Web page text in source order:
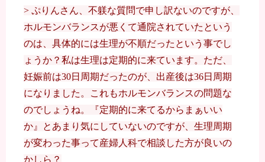
> ぷりんさん、不躾な質問で申し訳ないのですが、
ホルモンバランスが悪くて通院されていたという
のは、具体的には生理が不順だったという事でし
ょうか？私は生理は定期的に来ています。ただ、
妊娠前は30日周期だったのが、出産後は36日周期
になりました。これもホルモンバランスの問題な
のでしょうね。『定期的に来てるからまぁいい
か』とあまり気にしていないのですが、生理周期
が変わった事って産婦人科で相談した方が良いの
かしら？